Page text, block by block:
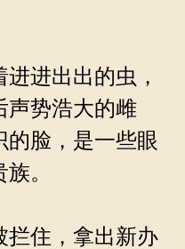
进出出的虫，
声势浩大的雌
的脸，是一些眼
。
住，拿出新办